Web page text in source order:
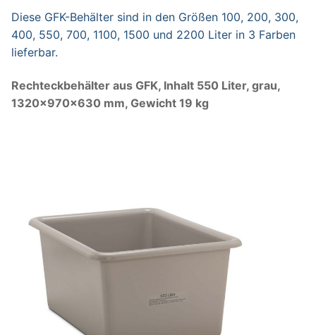
Diese GFK-Behälter sind in den Größen 100, 200, 300,
400, 550, 700, 1100, 1500 und 2200 Liter in 3 Farben
lieferbar.
Rechteckbehälter aus GFK, Inhalt 550 Liter, grau,
1320x970x630 mm, Gewicht 19 kg